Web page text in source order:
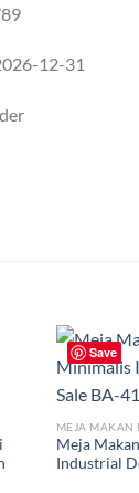
12-31
Save
MEJA MAKAN
Meja
Industrial